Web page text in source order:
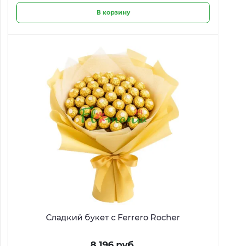
В корзину
Сладкий букет с Ferrero Rocher